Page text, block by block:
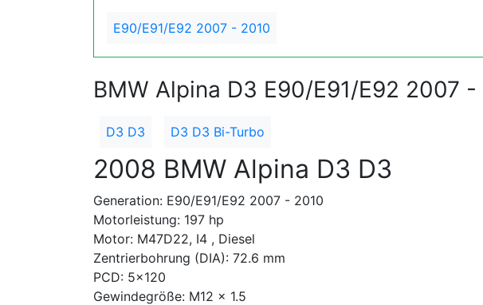
E90/E91/E92 2007 - 2010
BMW Alpina D3 E90/E91/E92 2007 -
D3 D3 D3 D3 Bi-Turbo
2008 BMW Alpina D3 D3
Generation: E90/E91/E92 2007 - 2010
Motorleistung: 197 hp
Motor: M47D22, I4 , Diesel
Zentrierbohrung (DIA): 72.6 mm
PCD: 5x120
Gewindegröße: M12 x 1.5